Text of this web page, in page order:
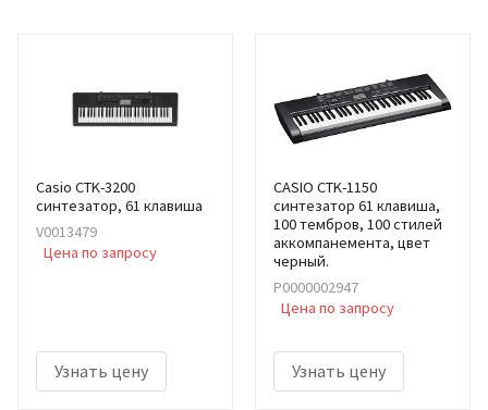
Casio CTK-3200
синтезатор, 61 клавиша
V0013479
Цена по запросу
Узнать цену
CASIO CTK-1150
cинтезатор 61 клавиша,
100 тембров, 100 стилей
аккомпанемента, цвет
черный.
Р0000002947
Цена по запросу
Узнать цену